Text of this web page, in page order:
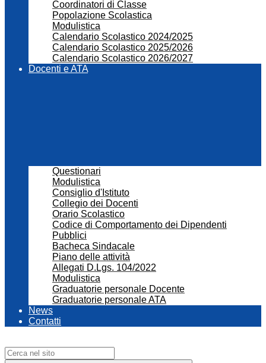
Coordinatori di Classe
Popolazione Scolastica
Modulistica
Calendario Scolastico 2024/2025
Calendario Scolastico 2025/2026
Calendario Scolastico 2026/2027
Docenti e ATA
Questionari
Modulistica
Consiglio d'Istituto
Collegio dei Docenti
Orario Scolastico
Codice di Comportamento dei Dipendenti
Pubblici
Bacheca Sindacale
Piano delle attività
Allegati D.Lgs. 104/2022
Modulistica
Graduatorie personale Docente
Graduatorie personale ATA
News
Contatti